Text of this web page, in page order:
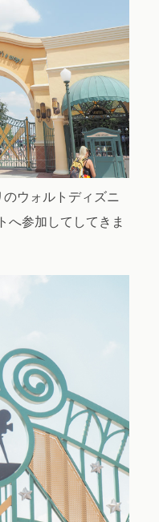
ウォルトディズニ
へ参加してしてきま